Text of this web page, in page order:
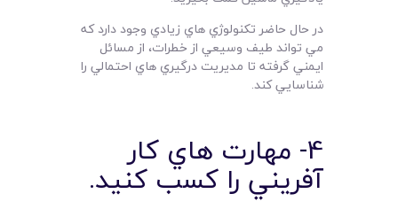
در حال حاضر تکنولوژي هاي زيادي وجود دارد که
مي تواند طيف وسيعي از خطرات، از مسائل
ايمني گرفته تا مديريت درگيري هاي احتمالي را
شناسايي کند.
4- مهارت هاي کار
آفريني را کسب کنيد.